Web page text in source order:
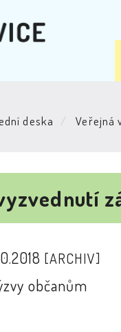
deska Veřejná
[ARCHIV]
občanům